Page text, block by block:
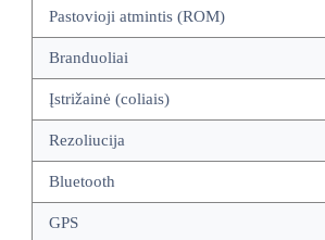
Pastovioji atmintis (ROM)
Branduoliai
Įstrižainė (coliais)
Rezoliucija
Bluetooth
GPS